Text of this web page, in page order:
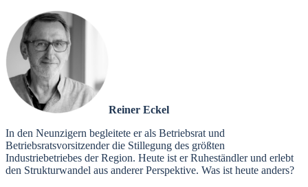
Reiner Eckel
In den Neunzigern begleitete er als Betriebsrat und
Betriebsratsvorsitzender die Stillegung des größten
Industriebetriebes der Region. Heute ist er Ruheständler und erlebt
den Strukturwandel aus anderer Perspektive. Was ist heute anders?